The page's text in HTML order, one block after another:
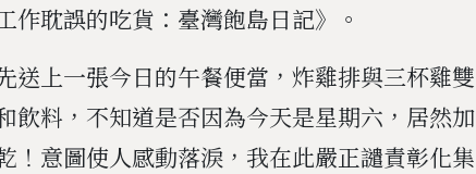
作耽誤的吃貨：臺灣飽島日記》。
送上一張今日的午餐便當，炸雞排與三杯雞雙
飲料，不知道是否因為今天是星期六，居然加
！意圖使人感動落淚，我在此嚴正譴責彰化集